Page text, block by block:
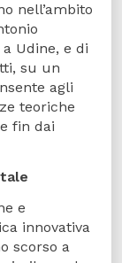
nell’ambito
a Udine, e di
su un
agli
teoriche
fin dai
e
innovativa
scorso a